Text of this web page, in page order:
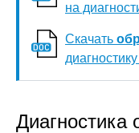
на
Скачать
Диагностика